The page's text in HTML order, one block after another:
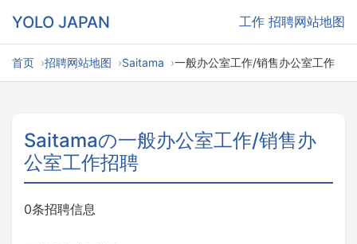
YOLO JAPAN 工作 招聘网站地图
首页 招聘网站地图 Saitama 一般办公室工作/销售办公室工作
Saitamaの一般办公室工作/销售办
公室工作招聘
0条招聘信息